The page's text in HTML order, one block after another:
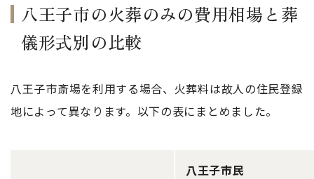
八王子市の火葬のみの費用相場と葬
儀形式別の比較
八王子市斎場を利用する場合、火葬料は故人の住民登録
地によって異なります。以下の表にまとめました。
八王子市民